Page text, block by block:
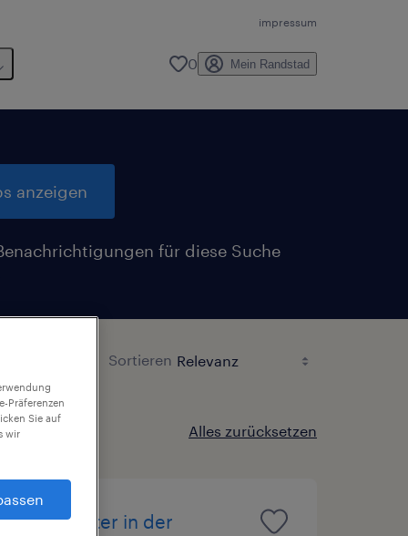
impressum
0 Mein Randstad
anzeigen
für diese Suche
Sortieren
Alles zurücksetzen
Mitarbeiter in der
Präferenzen
Sie auf
wir